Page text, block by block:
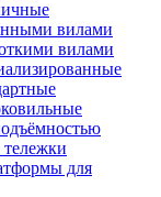
вилами
вилами